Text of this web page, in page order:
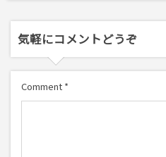
気軽にコメントどうぞ
Comment *